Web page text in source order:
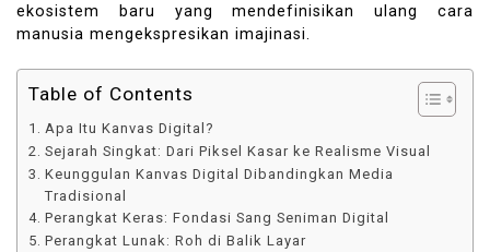
ekosistem baru yang mendefinisikan ulang cara
manusia mengekspresikan imajinasi.
Table of Contents
Apa Itu Kanvas Digital?
Sejarah Singkat: Dari Piksel Kasar ke Realisme Visual
Keunggulan Kanvas Digital Dibandingkan Media
Tradisional
Perangkat Keras: Fondasi Sang Seniman Digital
Perangkat Lunak: Roh di Balik Layar